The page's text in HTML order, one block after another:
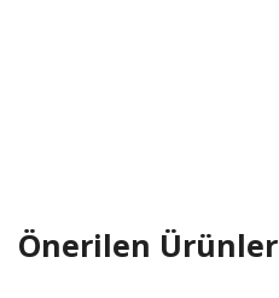
Önerilen Ürünler